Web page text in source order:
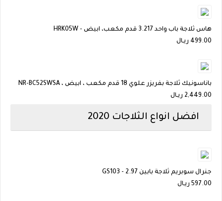
هاس ثلاجة باب واحد 3.217 قدم مكعب، ابيض - HRK05W
499.00 ريـال
باناسونيك ثلاجة بفريزر علوي 18 قدم مكعب ، ابيض ، NR-BC52SWSA
2,449.00 ريـال
افضل انواع الثلاجات 2020
جنرال سوبريم ثلاجة بابين 2.97 - GS103
597.00 ريـال